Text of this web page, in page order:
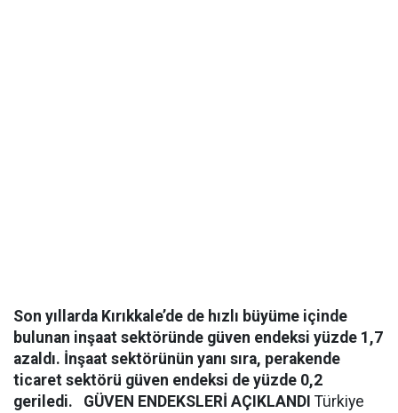
Son yıllarda Kırıkkale’de de hızlı büyüme içinde
bulunan inşaat sektöründe güven endeksi yüzde 1,7
azaldı. İnşaat sektörünün yanı sıra, perakende
ticaret sektörü güven endeksi de yüzde 0,2
geriledi.
GÜVEN ENDEKSLERİ AÇIKLANDI Türkiye